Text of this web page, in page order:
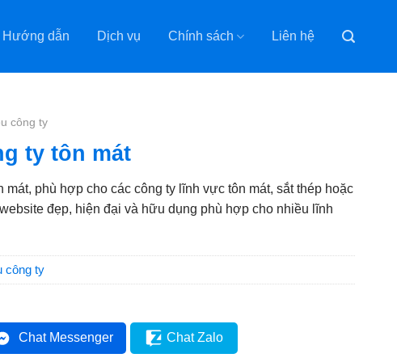
Hướng dẫn Dịch vụ Chính sách Liên hệ
công ty
ty tôn mát
mát, phù hợp cho các công ty lĩnh vực tôn mát, sắt thép hoặc
đẹp, hiện đại và hữu dụng phù hợp cho nhiều lĩnh
công ty
Chat Messenger Chat Zalo